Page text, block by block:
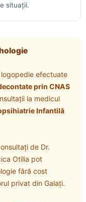
situații.
efectuate
prin CNAS
la medicul
Infantilă
de Dr.
Otilia pot
fără cost
privat din Galați.